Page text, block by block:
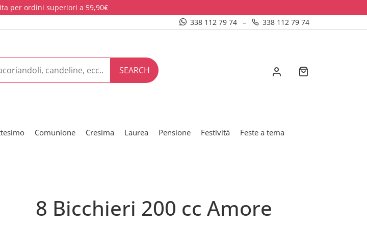
per ordini superiori a 59,90€
338 112 79 74 – 338 112 79 74
SEARCH
Comunione Cresima Laurea Pensione Festività Feste a tema
8 Bicchieri 200 cc Amore